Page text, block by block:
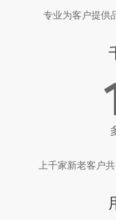
专业为客户提供
上千家新老客户